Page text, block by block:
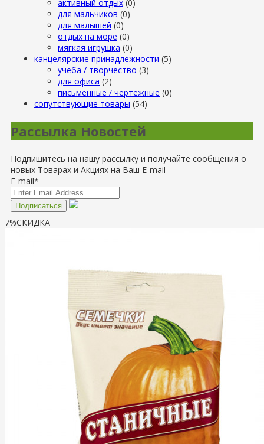
активный отдых (0)
для мальчиков (0)
для малышей (0)
отдых на море (0)
мягкая игрушка (0)
канцелярские принадлежности (5)
учеба / творчество (3)
для офиса (2)
письменные / чертежные (0)
сопутствующие товары (54)
Рассылка Новостей
Подпишитесь на нашу рассылку и получайте сообщения о
новых Товарах и Акциях на Ваш E-mail
E-mail*
7%СКИДКА